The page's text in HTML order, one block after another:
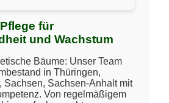
für
und Wachstum
Bäume: Unser Team
in Thüringen,
Sachsen, Sachsen-Anhalt mit
Von regelmäßigem